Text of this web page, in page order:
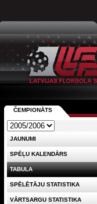
ČEMPIONĀTS
JAUNUMI
SPĒĻU KALENDĀRS
TABULA
SPĒLĒTĀJU STATISTIKA
VĀRTSARGU STATISTIKA